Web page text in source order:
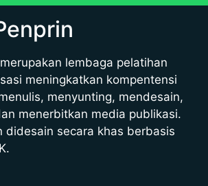
lembaga pelatihan
meningkatkan kompentensi
menyunting, mendesain,
menerbitkan media publikasi.
didesain secara khas berbasis